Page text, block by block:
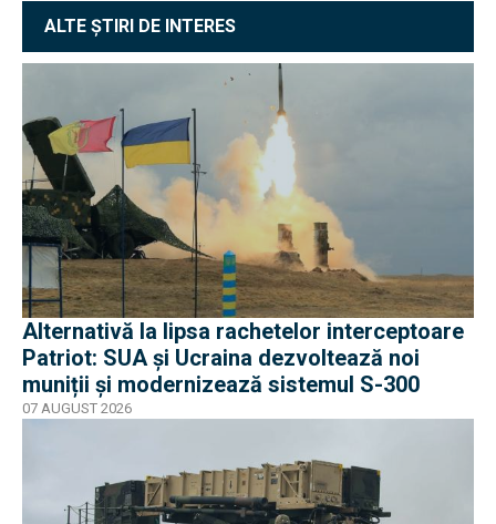
ALTE ȘTIRI DE INTERES
Alternativă la lipsa rachetelor interceptoare
Patriot: SUA și Ucraina dezvoltează noi
muniții și modernizează sistemul S-300
07 AUGUST 2026